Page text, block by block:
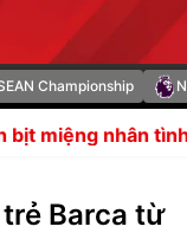
Championship
Fulham dũng
Barca từ